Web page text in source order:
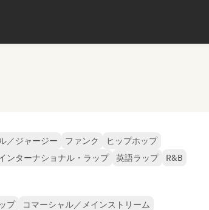
／ジャージー ファンク
ヒップホップ
ンターナショナル・ラップ 英語ラップ
R&B
プ
コマーシャル／メインストリーム